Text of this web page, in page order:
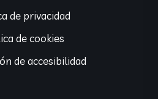
de privacidad
de cookies
de accesibilidad